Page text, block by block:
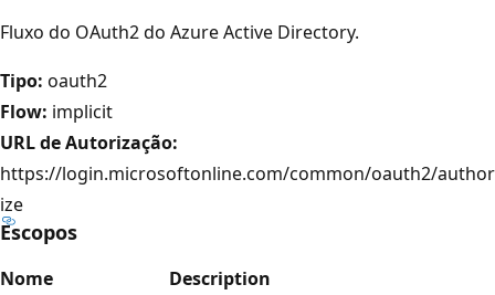
Fluxo do OAuth2 do Azure Active Directory.
Tipo: oauth2
Flow: implicit
URL de Autorização:
https://login.microsoftonline.com/common/oauth2/author
ize
Escopos
Nome
Description